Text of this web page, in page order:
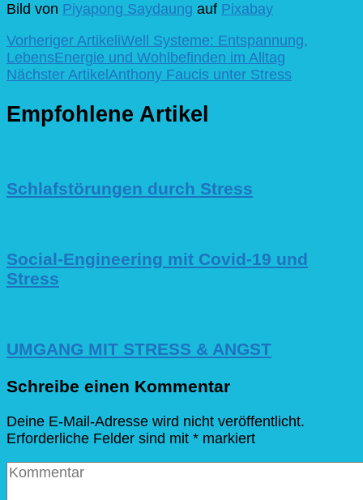
Bild von Piyapong Saydaung auf Pixabay
Beitragsnavigation
Vorheriger Artikel iWell Systeme: Entspannung,
LebensEnergie und Wohlbefinden im Alltag
Nächster Artikel Anthony Faucis unter Stress
Empfohlene Artikel
Schlafstörungen durch Stress
Social-Engineering mit Covid-19 und
Stress
UMGANG MIT STRESS & ANGST
Schreibe einen Kommentar
Deine E-Mail-Adresse wird nicht veröffentlicht.
Erforderliche Felder sind mit * markiert
Kommentar